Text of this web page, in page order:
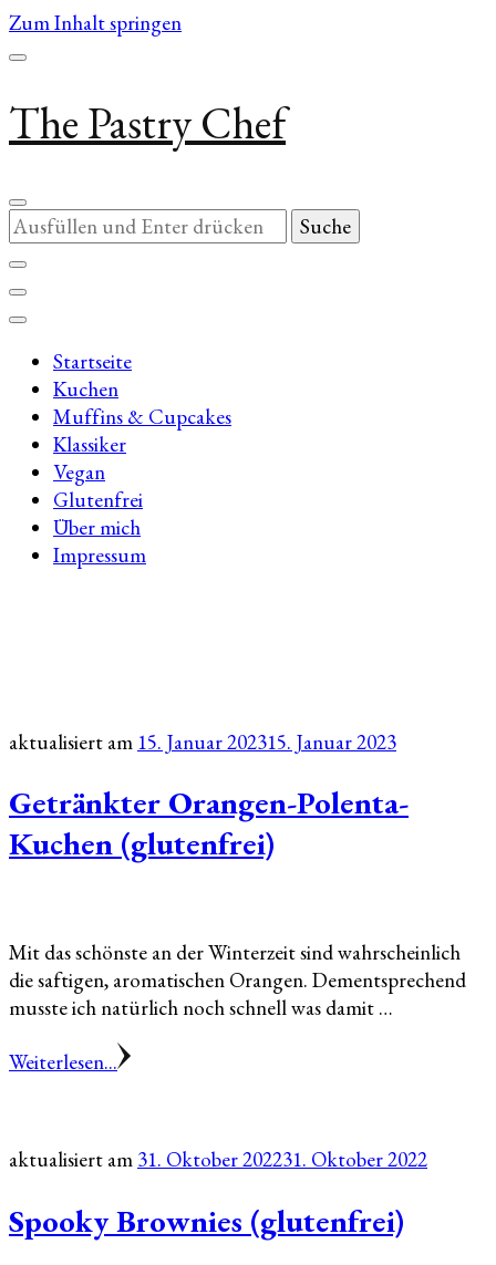
Zum Inhalt springen
The Pastry Chef
Suchst
du
nach
etwas?
Startseite
Kuchen
Muffins & Cupcakes
Klassiker
Vegan
Glutenfrei
Über mich
Impressum
aktualisiert am 15. Januar 202315. Januar 2023
Getränkter Orangen-Polenta-
Kuchen (glutenfrei)
Mit das schönste an der Winterzeit sind wahrscheinlich
die saftigen, aromatischen Orangen. Dementsprechend
musste ich natürlich noch schnell was damit …
Weiterlesen...
aktualisiert am 31. Oktober 202231. Oktober 2022
Spooky Brownies (glutenfrei)